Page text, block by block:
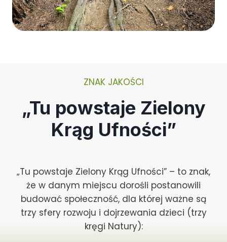
ZNAK JAKOŚCI
„Tu powstaje Zielony
Krąg Ufności”
„Tu powstaje Zielony Krąg Ufności” – to znak,
że w danym miejscu dorośli postanowili
budować społeczność, dla której ważne są
trzy sfery rozwoju i dojrzewania dzieci (trzy
kręgi Natury):